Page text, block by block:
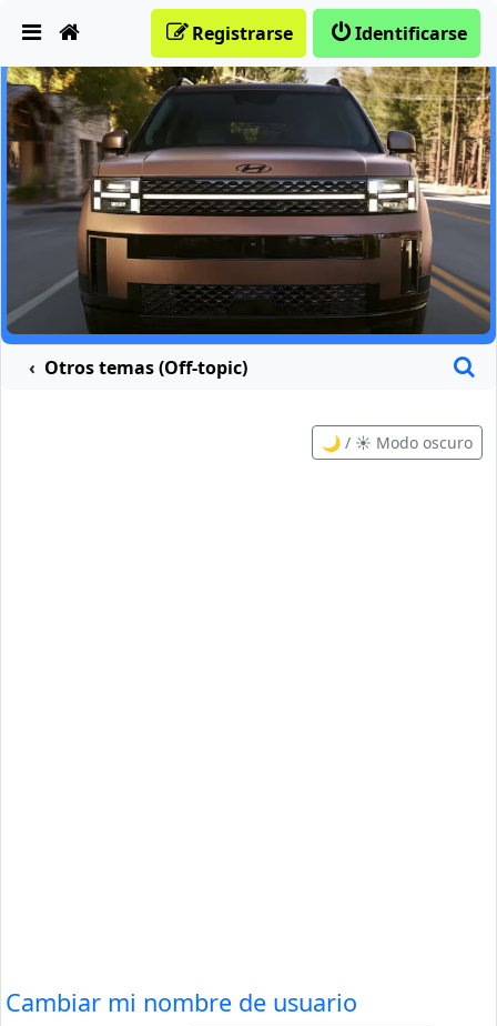
Identificarse
Registrarse
Otros temas (Off-topic)
🌙 / ☀️ Modo oscuro
Cambiar mi nombre de usuario